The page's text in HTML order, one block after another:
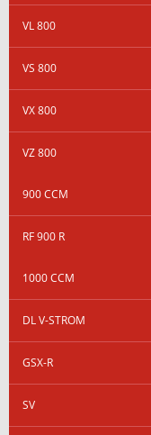
VL 800
VS 800
VX 800
VZ 800
900 CCM
RF 900 R
1000 CCM
DL V-STROM
GSX-R
SV